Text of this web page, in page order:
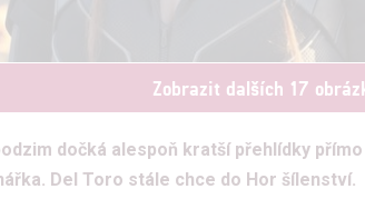
Zobrazit dalších 17
dočká alespoň kratší přehlídky
Del Toro stále chce do Hor šílenství.